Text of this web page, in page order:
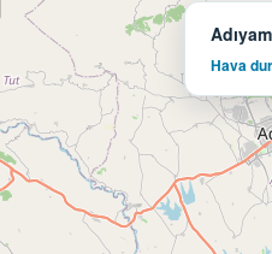
Hava